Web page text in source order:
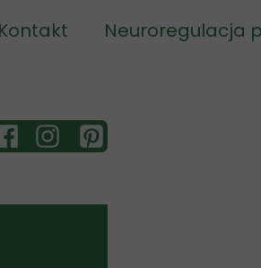
Kontakt Neuroregulacja
Kontakt